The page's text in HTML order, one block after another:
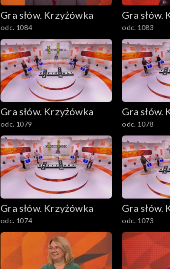
Gra słów. Krzyżówka
odc. 1084
Gra słów.
odc. 1083
Gra słów. Krzyżówka
odc. 1079
Gra słów.
odc. 1078
Gra słów. Krzyżówka
odc. 1074
Gra słów.
odc. 1073